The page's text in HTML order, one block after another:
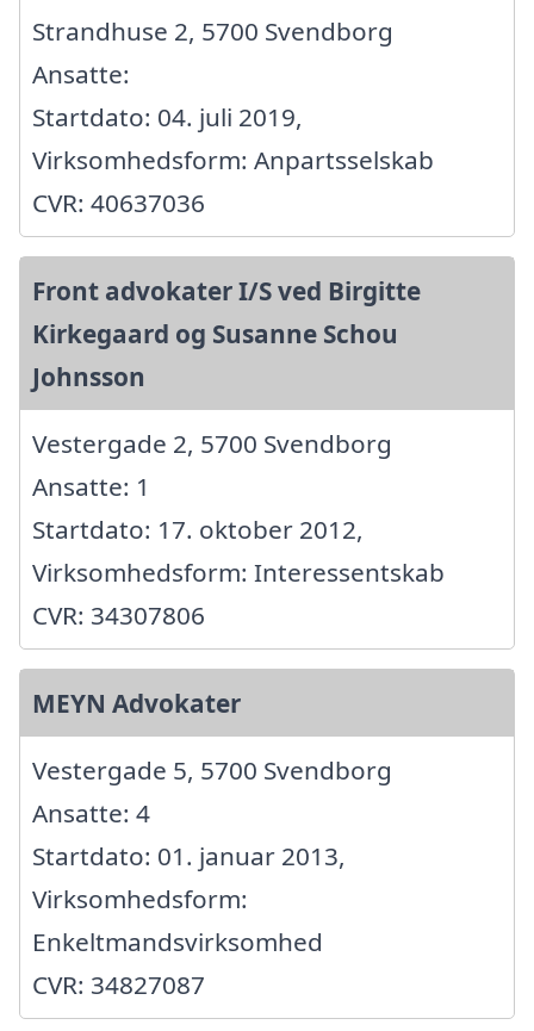
Strandhuse 2, 5700 Svendborg
Ansatte:
Startdato: 04. juli 2019,
Virksomhedsform: Anpartsselskab
CVR: 40637036
Front advokater I/S ved Birgitte
Kirkegaard og Susanne Schou
Johnsson
Vestergade 2, 5700 Svendborg
Ansatte: 1
Startdato: 17. oktober 2012,
Virksomhedsform: Interessentskab
CVR: 34307806
MEYN Advokater
Vestergade 5, 5700 Svendborg
Ansatte: 4
Startdato: 01. januar 2013,
Virksomhedsform:
Enkeltmandsvirksomhed
CVR: 34827087